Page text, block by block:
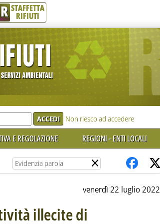
R STAFFETTA
RIFIUTI
Non riesco ad accedere
E REGOLAZIONE REGIONI - ENTI LOCALI
×
venerdì 22 luglio 2022
illecite di